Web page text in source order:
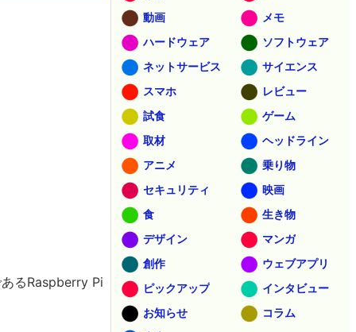
るRaspberry Pi
動画
メモ
ハードウェア
ソフトウェア
ネットサービス
サイエンス
スマホ
レビュー
試食
ゲーム
取材
ヘッドライン
アニメ
乗り物
セキュリティ
映画
食
生き物
デザイン
マンガ
創作
ウェブアプリ
ピックアップ
インタビュー
お知らせ
コラム